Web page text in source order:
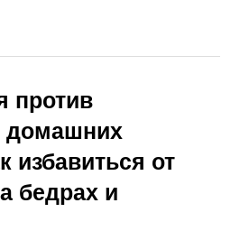
против
домашних
избавиться от
бедрах и